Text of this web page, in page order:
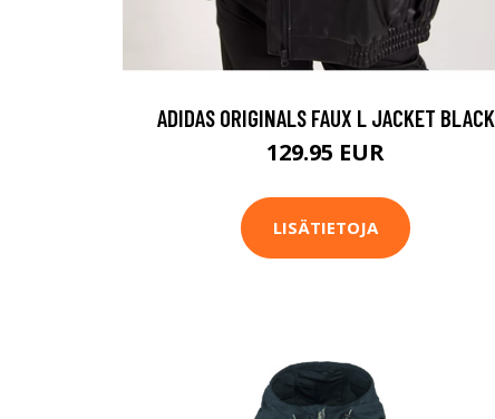
ADIDAS ORIGINALS FAUX L JACKET BLACK
129.95 EUR
LISÄTIETOJA